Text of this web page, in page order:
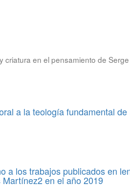
criatura en el pensamiento de
a la teología fundamental de
a los trabajos publicados en
en el año 2019